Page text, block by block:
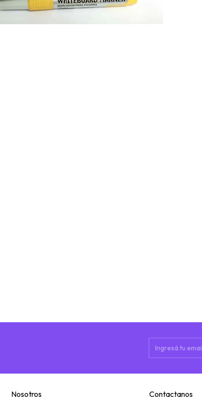
Nosotros Contactanos